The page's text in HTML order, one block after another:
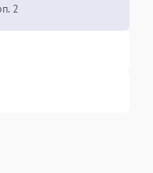
2